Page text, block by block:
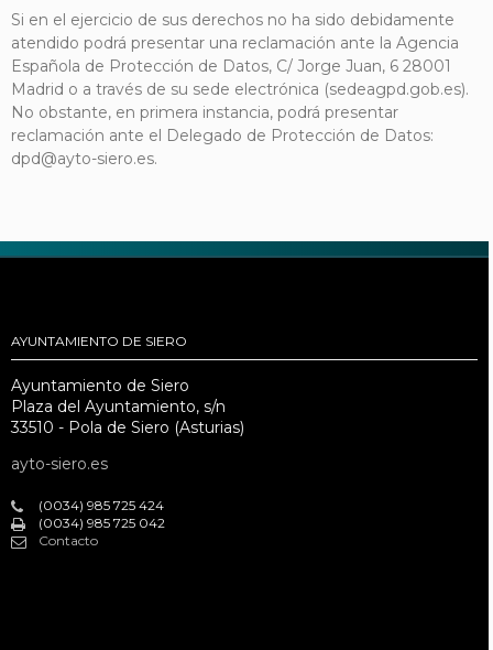
Si en el ejercicio de sus derechos no ha sido debidamente
atendido podrá presentar una reclamación ante la Agencia
Española de Protección de Datos, C/ Jorge Juan, 6 28001
Madrid o a través de su sede electrónica (sedeagpd.gob.es).
No obstante, en primera instancia, podrá presentar
reclamación ante el Delegado de Protección de Datos:
dpd@ayto-siero.es.
AYUNTAMIENTO DE SIERO
Ayuntamiento de Siero
Plaza del Ayuntamiento, s/n
33510 - Pola de Siero (Asturias)
ayto-siero.es
(0034) 985 725 424
(0034) 985 725 042
Contacto